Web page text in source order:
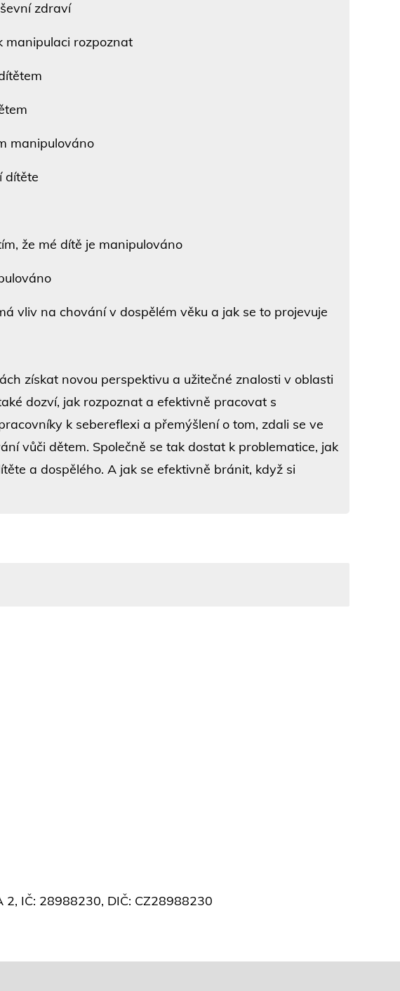
zdraví
rozpoznat
manipulováno
že mé dítě je manipulováno
na chování v dospělém věku a jak se to projevuje
získat novou perspektivu a užitečné znalosti v oblasti
dozví, jak rozpoznat a efektivně pracovat s
k sebereflexi a přemýšlení o tom, zdali se ve
vůči dětem. Společně se tak dostat k problematice, jak
a dospělého. A jak se efektivně bránit, když si
2, IČ: 28988230, DIČ: CZ28988230